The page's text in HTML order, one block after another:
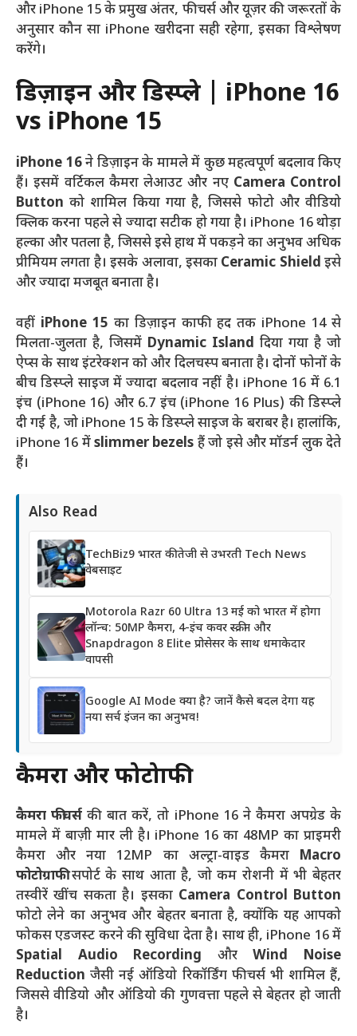
और iPhone 15 के प्रमुख अंतर, फीचर्स और यूज़र की जरूरतों के
अनुसार कौन सा iPhone खरीदना सही रहेगा, इसका विश्लेषण
करेंगे।
डिज़ाइन और डिस्प्ले | iPhone 16
vs iPhone 15
iPhone 16ने डिज़ाइन के मामले में कुछ महत्वपूर्ण बदलाव किए
हैं। इसमें वर्टिकल कैमरा लेआउट और नए Camera Control
Button को शामिल किया गया है, जिससे फोटो और वीडियो
क्लिक करना पहले से ज्यादा सटीक हो गया है। iPhone 16 थोड़ा
हल्का और पतला है, जिससे इसे हाथ में पकड़ने का अनुभव अधिक
प्रीमियम लगता है। इसके अलावा, इसका Ceramic Shield इसे
और ज्यादा मजबूत बनाता है।
वहीं iPhone 15 का डिज़ाइन काफी हद तक iPhone 14 से
मिलता-जुलता है, जिसमें Dynamic Island दिया गया है जो
ऐप्स के साथ इंटरेक्शन को और दिलचस्प बनाता है। दोनों फोनों के
बीच डिस्प्ले साइज में ज्यादा बदलाव नहीं है। iPhone 16 में 6.1
इंच (iPhone 16) और 6.7 इंच (iPhone 16 Plus) की डिस्प्ले
दी गई है, जो iPhone 15 के डिस्प्ले साइज के बराबर है। हालांकि,
iPhone 16 मेंslimmer bezels हैं जो इसे और मॉडर्न लुक देते
हैं।
Also Read
TechBiz9 भारत की तेजी से उभरती Tech News
वेबसाइट
Motorola Razr 60 Ultra 13 मई को भारत में होगा
लॉन्च: 50MP कैमरा, 4-इंच कवर स्क्रीन और
Snapdragon 8 Elite प्रोसेसर के साथ धमाकेदार
वापसी
Google AI Mode क्या है? जानें कैसे बदल देगा यह
नया सर्च इंजन का अनुभव!
कैमरा और फोटोग्राफी
कैमरा फीचर्स की बात करें, तो iPhone 16 ने कैमरा अपग्रेड के
मामले में बाज़ी मार ली है। iPhone 16 का 48MP का प्राइमरी
कैमरा और नया 12MP का अल्ट्रा-वाइड कैमरा Macro
फोटोग्राफीसपोर्ट के साथ आता है, जो कम रोशनी में भी बेहतर
तस्वीरें खींच सकता है। इसका Camera Control Button
फोटो लेने का अनुभव और बेहतर बनाता है, क्योंकि यह आपको
फोकस एडजस्ट करने की सुविधा देता है। साथ ही, iPhone 16 में
Spatial Audio Recording औरWind Noise
Reduction जैसी नई ऑडियो रिकॉर्डिंग फीचर्स भी शामिल हैं,
जिससे वीडियो और ऑडियो की गुणवत्ता पहले से बेहतर हो जाती
है।